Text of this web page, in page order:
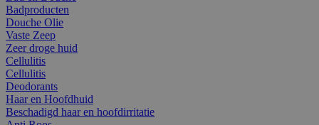
Badproducten
Douche Olie
Vaste Zeep
Zeer droge huid
Cellulitis
Cellulitis
Deodorants
Haar en Hoofdhuid
Beschadigd haar en hoofdirritatie